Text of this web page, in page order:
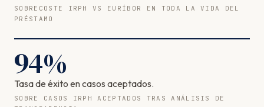
SOBRECOSTE IRPH VS EURÍBOR EN TODA LA VIDA DEL
PRÉSTAMO
94%
Tasa de éxito en casos aceptados.
SOBRE CASOS IRPH ACEPTADOS TRAS ANÁLISIS DE